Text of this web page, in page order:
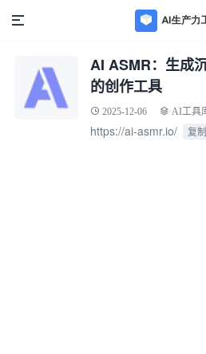
AI ASMR：生成
的创作工具
2025-12-06 AI工具
https://ai-asmr.io/ 复制